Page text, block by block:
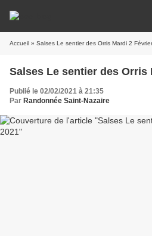
Accueil » Salses Le sentier des Orris Mardi 2
Salses Le sentier des Orris
Publié le 02/02/2021 à 21:35
Par Randonnée Saint-Nazaire